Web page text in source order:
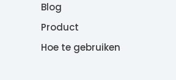
Blog
Product
Hoe te gebruiken